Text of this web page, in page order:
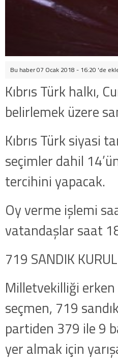
Bu haber 07 Ocak 2018 - 16:20 'de
Kıbrıs Türk halkı,
belirlemek üzere
Kıbrıs Türk siyasi
seçimler dahil
tercihini yapacak.
Oy verme işlemi
vatandaşlar saat
719 SANDIK
Milletvekilliği
seçmen, 719
partiden 379 ile 9
yer almak için